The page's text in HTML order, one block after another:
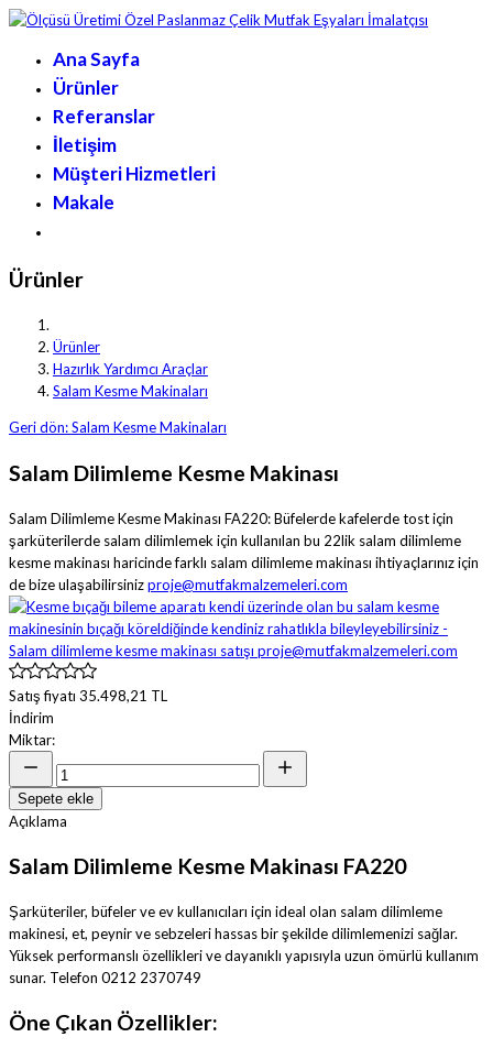
Ana Sayfa
Ürünler
Referanslar
İletişim
Müşteri Hizmetleri
Makale
Ürünler
Ürünler
Hazırlık Yardımcı Araçlar
Salam Kesme Makinaları
Geri dön: Salam Kesme Makinaları
Salam Dilimleme Kesme Makinası
Salam Dilimleme Kesme Makinası FA220: Büfelerde kafelerde tost için
şarküterilerde salam dilimlemek için kullanılan bu 22lik salam dilimleme
kesme makinası haricinde farklı salam dilimleme makinası ihtiyaçlarınız için
de bize ulaşabilirsinizproje@mutfakmalzemeleri.com
Satış fiyatı 35.498,21 TL
İndirim
Miktar:
Sepete ekle
Açıklama
Salam Dilimleme Kesme Makinası FA220
Şarküteriler, büfeler ve ev kullanıcıları için ideal olan salam dilimleme
makinesi, et, peynir ve sebzeleri hassas bir şekilde dilimlemenizi sağlar.
Yüksek performanslı özellikleri ve dayanıklı yapısıyla uzun ömürlü kullanım
sunar. Telefon 0212 2370749
Öne Çıkan Özellikler: